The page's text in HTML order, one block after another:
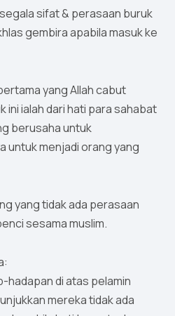
sifat & perasaan buruk
gembira apabila masuk ke
yang Allah cabut
ini ialah dari hati para sahabat
berusaha untuk
untuk menjadi orang yang
yang tidak ada perasaan
sesama muslim.
hadapan di atas pelamin
mereka tidak ada